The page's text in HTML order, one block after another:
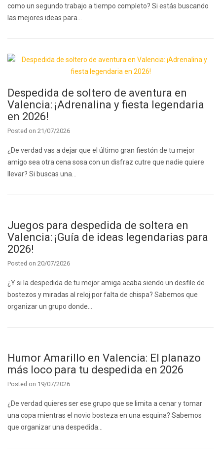
como un segundo trabajo a tiempo completo? Si estás buscando
las mejores ideas para…
Despedida de soltero de aventura en
Valencia: ¡Adrenalina y fiesta legendaria
en 2026!
Posted on 21/07/2026
¿De verdad vas a dejar que el último gran fiestón de tu mejor
amigo sea otra cena sosa con un disfraz cutre que nadie quiere
llevar? Si buscas una…
Juegos para despedida de soltera en
Valencia: ¡Guía de ideas legendarias para
2026!
Posted on 20/07/2026
¿Y si la despedida de tu mejor amiga acaba siendo un desfile de
bostezos y miradas al reloj por falta de chispa? Sabemos que
organizar un grupo donde…
Humor Amarillo en Valencia: El planazo
más loco para tu despedida en 2026
Posted on 19/07/2026
¿De verdad quieres ser ese grupo que se limita a cenar y tomar
una copa mientras el novio bosteza en una esquina? Sabemos
que organizar una despedida…